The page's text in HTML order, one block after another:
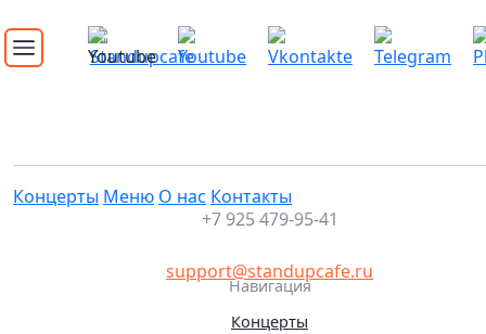
Концерты Меню О нас Контакты
+7 925 479-95-41
support@standupcafe.ru
Навигация
Концерты